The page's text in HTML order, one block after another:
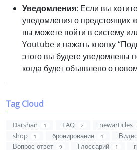
Уведомления: Если вы
уведомления о предстоящих
вы можете войти в систему
Youtube и нажать кнопку
этого вы будете уведомлены
когда будет объявлено о
Tag Cloud
Darshan 1 FAQ 2 newarticles
shop 1 бронирование 4
Вопрос-ответ 9 Глоссарий 1